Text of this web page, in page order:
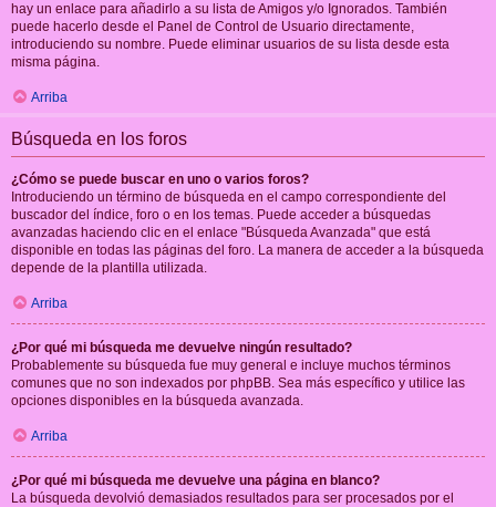
hay un enlace para añadirlo a su lista de Amigos y/o Ignorados. También
puede hacerlo desde el Panel de Control de Usuario directamente,
introduciendo su nombre. Puede eliminar usuarios de su lista desde esta
misma página.
Arriba
Búsqueda en los foros
¿Cómo se puede buscar en uno o varios foros?
Introduciendo un término de búsqueda en el campo correspondiente del
buscador del índice, foro o en los temas. Puede acceder a búsquedas
avanzadas haciendo clic en el enlace "Búsqueda Avanzada" que está
disponible en todas las páginas del foro. La manera de acceder a la búsqueda
depende de la plantilla utilizada.
Arriba
¿Por qué mi búsqueda me devuelve ningún resultado?
Probablemente su búsqueda fue muy general e incluye muchos términos
comunes que no son indexados por phpBB. Sea más específico y utilice las
opciones disponibles en la búsqueda avanzada.
Arriba
¿Por qué mi búsqueda me devuelve una página en blanco?
La búsqueda devolvió demasiados resultados para ser procesados por el